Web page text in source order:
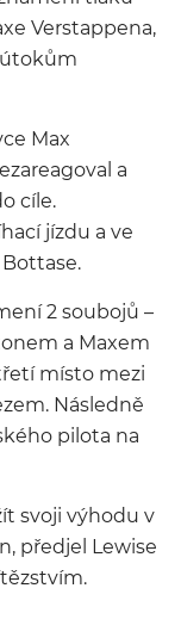
Verstappena,
Max
a
cíle.
jízdu a ve
2 soubojů –
a Maxem
místo mezi
Následně
pilota na
svoji výhodu v
předjel Lewise